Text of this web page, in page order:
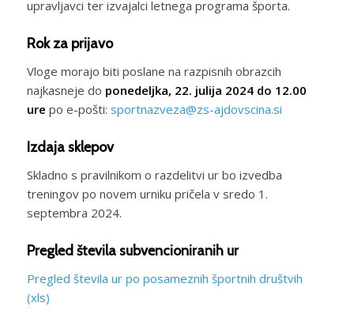
upravljavci ter izvajalci letnega programa športa.
Rok za prijavo
Vloge morajo biti poslane na razpisnih obrazcih
najkasneje do ponedeljka, 22. julija 2024 do 12.00
ure po e-pošti: sportnazveza@zs-ajdovscina.si
Izdaja sklepov
Skladno s pravilnikom o razdelitvi ur bo izvedba
treningov po novem urniku pričela v sredo 1.
septembra 2024.
Pregled števila subvencioniranih ur
Pregled števila ur po posameznih športnih društvih
(xls)